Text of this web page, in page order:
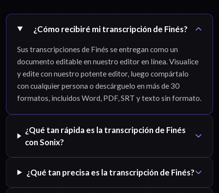
¿Cómo recibiré mi transcripción de Finés?
Sus transcripciones de Finés se entregan como un
documento editable en nuestro editor en línea. Visualice
y edite con nuestro potente editor, luego compártalo
con cualquier persona o descárguelo en más de 30
formatos, incluidos Word, PDF, SRT y texto sin formato.
¿Qué tan rápida es la transcripción de Finés
con Sonix?
¿Qué tan precisa es la transcripción de Finés?